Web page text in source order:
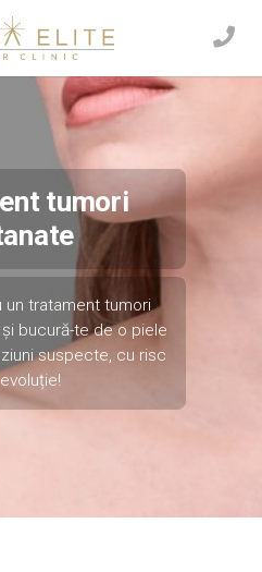
tumori
un tratament tumori
bucură-te de o piele
suspecte, cu risc